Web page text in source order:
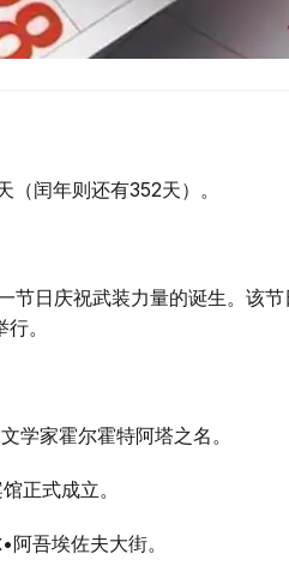
闰年则还有352天）。
节日庆祝武装力量的诞生。该
。
学家霍尔霍特阿塔之名。
正式成立。
吾埃佐夫大街。